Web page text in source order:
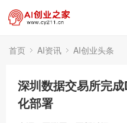
首页 AI资讯 AI创业头条
深圳数据交易所完
化部署